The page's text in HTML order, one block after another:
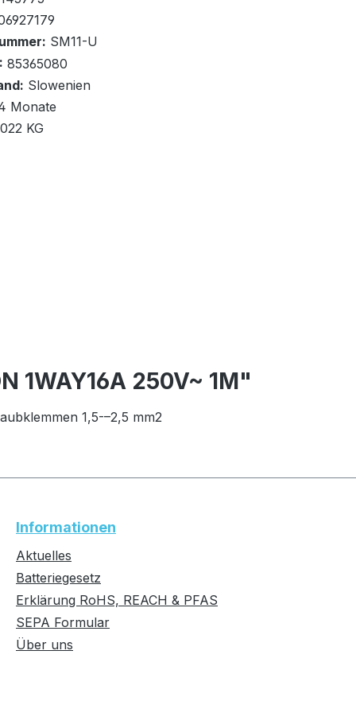
SM11-U
85365080
Slowenien
Monate
KG
1WAY16A 250V~ 1M"
1,5-–2,5 mm2
Informationen
Aktuelles
Batteriegesetz
Erklärung RoHS, REACH & PFAS
SEPA Formular
Über uns